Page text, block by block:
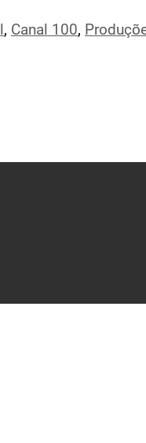
, Canal 100,